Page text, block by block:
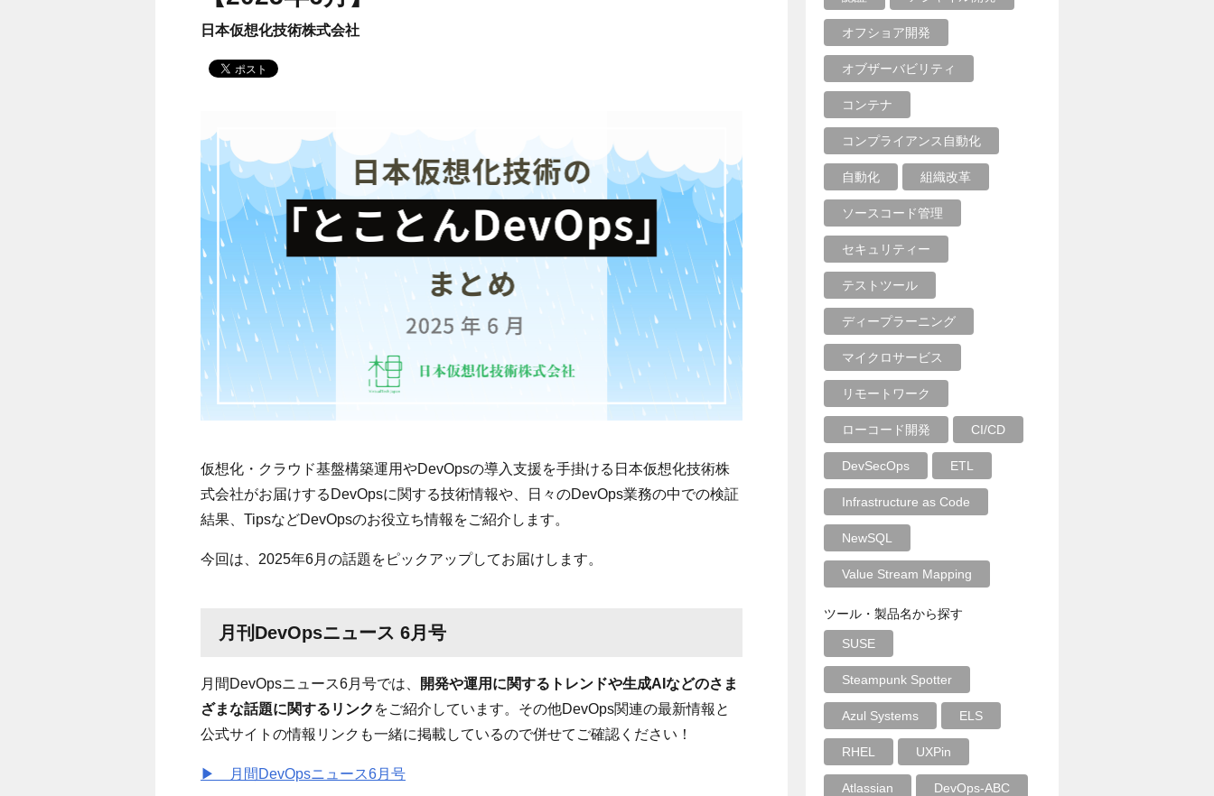
日本仮想化技術株式会社
仮想化・クラウド基盤構築運用やDevOpsの導入支援を手掛ける日本仮想化技術株
式会社がお届けするDevOpsに関する技術情報や、日々のDevOps業務の中での検証
結果、 TipsなどDevOpsのお役立ち情報をご紹介します。
今回は、 2025年6月の話題をピックアップしてお届けします。
月刊DevOpsニュース 6月号
月間 DevOpsニュース6月号では、
開発や運用に関するトレンドや生成AIなどのさま
ざまな話題に関するリンク をご紹介しています。その他DevOps関連の最新情報と
公式サイトの情報リンクも一緒に掲載しているので併せてご確認ください！
▶ 月間DevOpsニュース6月号
オフショア開発
オブザーバビリティ
コンテナ
コンプライアンス自動化
自動化 組織改革
ソースコード管理
セキュリティー
テストツール
ディープラーニング
マイクロサービス
リモートワーク
ローコード開発 CI/CD
DevSecOps ETL
Infrastructure as Code
NewSQL
Value Stream Mapping
ツール・製品名から探す
SUSE
Steampunk Spotter
Azul Systems ELS
RHEL UXPin
Atlassian DevOps-ABC